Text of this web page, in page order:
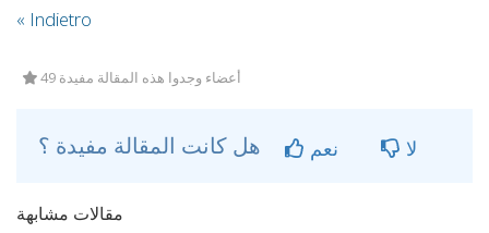
« Indietro
49 أعضاء وجدوا هذه المقالة مفيدة
نعم لا
مقالات مشابهة